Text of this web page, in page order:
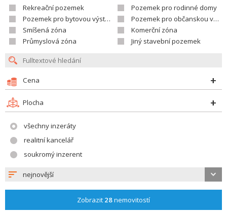
Rekreační pozemek
Pozemek pro rodinné domy
Pozemek pro bytovou výstavbu
Pozemek pro občanskou vybavenost
Smíšená zóna
Komerční zóna
Průmyslová zóna
Jiný stavební pozemek
Cena
Plocha
všechny inzeráty
realitní kancelář
soukromý inzerent
nejnovější
Zobrazit 28nemovitostí